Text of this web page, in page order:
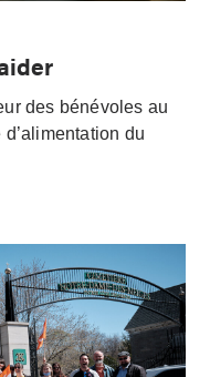
des bénévoles au
du